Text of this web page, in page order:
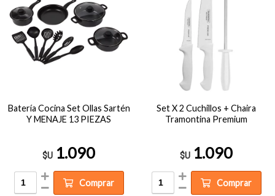
Batería Cocina Set Ollas Sartén
Y MENAJE 13 PIEZAS
$U 1.090
Comprar
Set X 2 Cuchillos + Chaira
Tramontina Premium
$U 1.090
Comprar